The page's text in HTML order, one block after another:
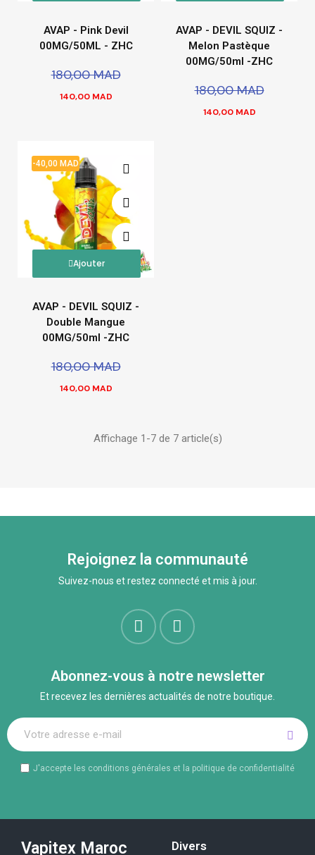
AVAP - Pink Devil
00MG/50ML - ZHC
180,00 MAD
140,00 MAD
AVAP - DEVIL SQUIZ -
Melon Pastèque
00MG/50ml -ZHC
180,00 MAD
140,00 MAD
-40,00 MAD
Ajouter
AVAP - DEVIL SQUIZ -
Double Mangue
00MG/50ml -ZHC
180,00 MAD
140,00 MAD
Affichage 1-7 de 7 article(s)
Rejoignez la communauté
Suivez-nous et restez connecté et mis à jour.
Abonnez-vous à notre newsletter
Et recevez les dernières actualités de notre boutique.
J'accepte les conditions générales et la politique de confidentialité
Vapitex Maroc Divers